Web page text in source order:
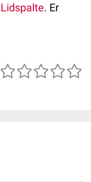
Lidspalte. Er